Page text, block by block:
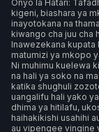
Onyo la Hatari:
kigeni, biashara ya
inayotokana na
kiwango cha juu cha
Inawezekana
matumizi ya mkopo
Ni muhimu kuelewa
na hali ya soko na
katika shughuli
uangalifu hali yako
dhima ya hitilafu,
haihakikishi usahihi
au vipengee vingine